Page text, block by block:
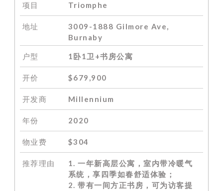
项目 Triomphe
地址
3009-1888 Gilmore Ave,
Burnaby
户型 1卧1卫+书房公寓
开价 $679,900
开发商 Millennium
年份 2020
物业费 $304
推荐理由
1. 一年新高层公寓，室内带冷暖气
系统，享四季如春舒适体验；
2. 带有一间方正书房，可为访客提